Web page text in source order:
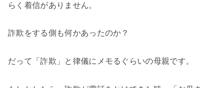
らく着信がありません。
詐欺をする側も何かあったのか？
だって「詐欺」と律儀にメモるぐらいの母親です。